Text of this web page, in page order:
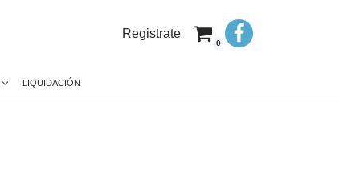
Registrate
0
LIQUIDACIÓN